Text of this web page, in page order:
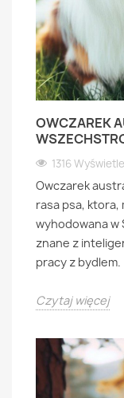
OWCZAREK
1316
Owczarek
rasa psa, ktora,
wyhodowana w
znane z
pracy z bydlem.
Czytaj więcej